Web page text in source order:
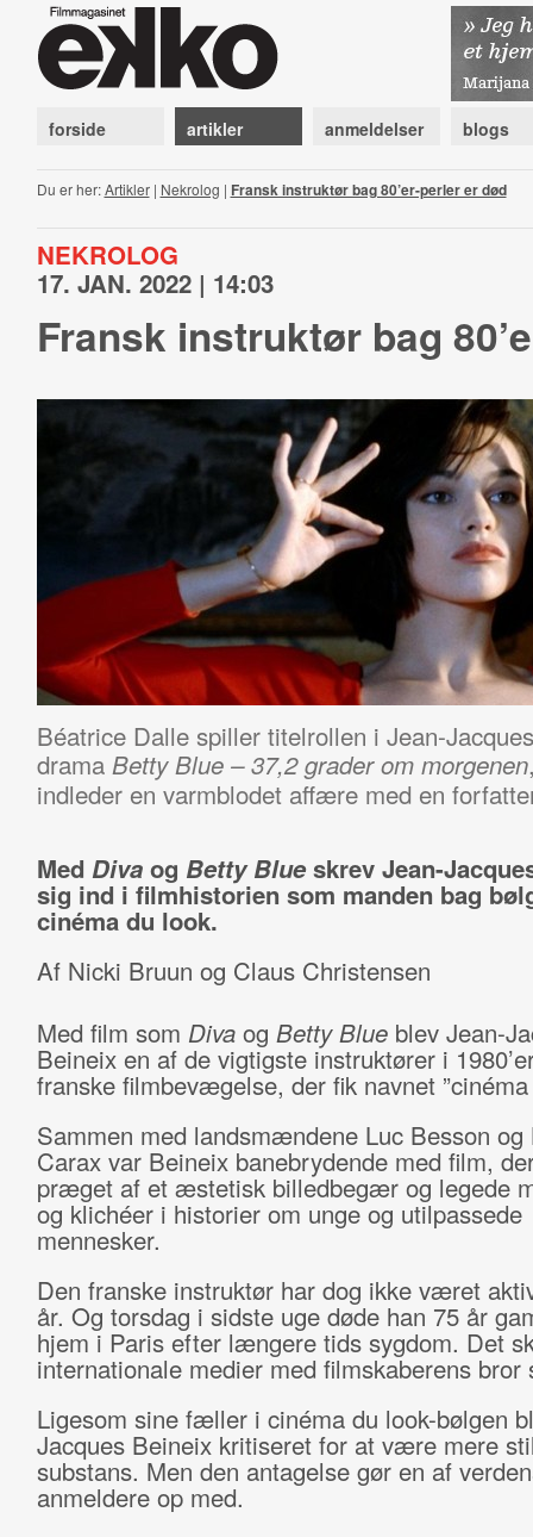
forside artikler anmeldelser blogs
Du er her:Artikler| Nekrolog | Fransk instruktør bag 80’er-perler er død
NEKROLOG
17. JAN. 2022 | 14:03
Fransk instruktør bag
Béatrice Dalle spiller titelrollen i Jean-
drama Betty Blue – 37,2 grader om morgenen
indleder en varmblodet affære med en
Med Divaog Betty Blueskrev Jean-
sig ind i filmhistorien som manden bag
cinéma du look.
Af Nicki Bruun og Claus Christensen
Med film som Divaog Betty Blueblev Jean-
Beineix en af de vigtigste instruktører i
franske filmbevægelse, der fik navnet ”cinéma
Sammen med landsmændene Luc Besson og
Carax var Beineix banebrydende med film,
præget af et æstetisk billedbegær og legede
og klichéer i historier om unge og utilpassede
mennesker.
Den franske instruktør har dog ikke været
år. Og torsdag i sidste uge døde han 75 år
hjem i Paris efter længere tids sygdom. Det
internationale medier med filmskaberens bror
Ligesom sine fæller i cinéma du look-bølgen
Jacques Beineix kritiseret for at være mere
substans. Men den antagelse gør en af
anmeldere op med.